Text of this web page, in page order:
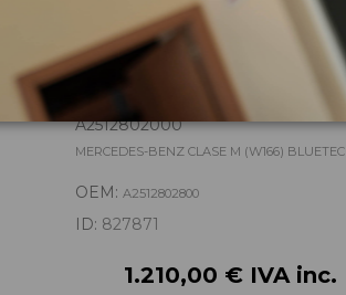
CAJA TRANSFER A2512802800
A2512802000
MERCEDES-BENZ CLASE M (W166) BLUETEC
OEM: A2512802800
ID: 827871
1.210,00 € IVA inc.